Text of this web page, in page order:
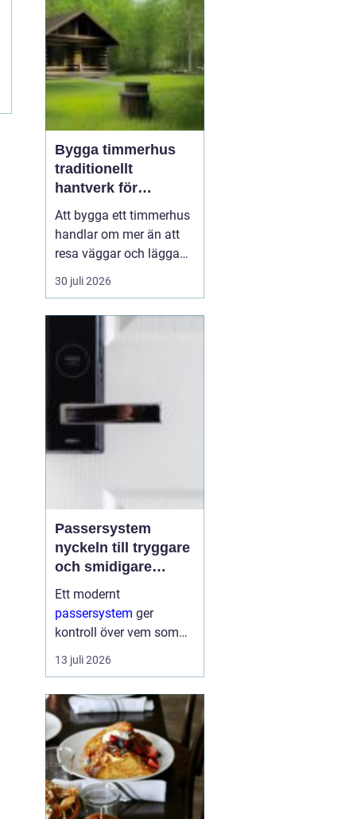
En
Bygga timmerhus
traditionellt
hantverk för
moderna behov
Att bygga ett timmerhus
handlar om mer än att
resa väggar och lägga
ett tak. Ett timmerhus är
ett långsiktigt hem,
som andas, åldras
vackert och ger en varm,
ombonad känsla.
att fler söker hållbara
boen...
30 juli 2026
Passersystem
nyckeln till tryggare
och smidigare
tillträde
Ett modernt
passersystem ger
kontroll över vem som
får komma in i en
byggnad, när de får
utrymmen. I stället för
fysiska nycklar används
ofta brickor, kort,...
13 juli 2026